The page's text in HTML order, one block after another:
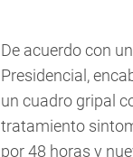
De acuerdo con
Presidencial,
un cuadro gripal
tratamiento
por 48 horas y